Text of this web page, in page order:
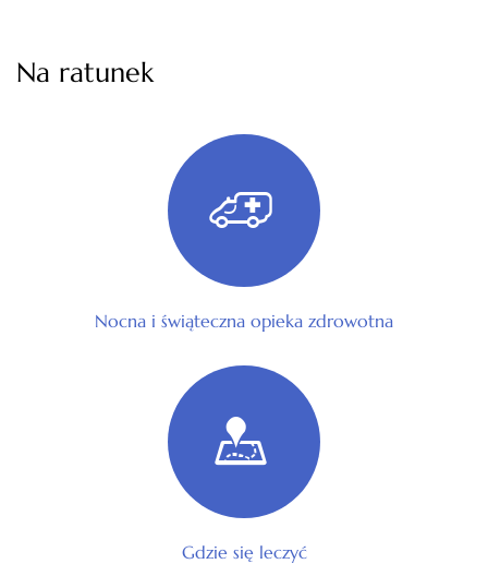
Na ratunek
Nocna i świąteczna opieka zdrowotna
Gdzie się leczyć